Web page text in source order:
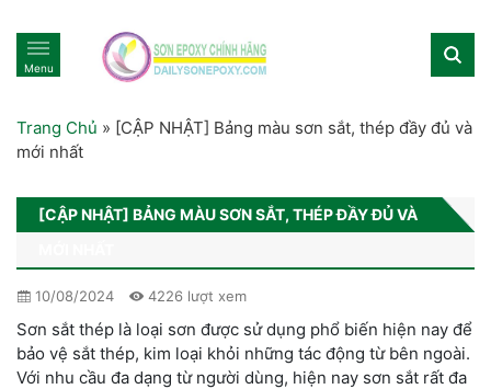
Menu
Trang Chủ » [CẬP NHẬT] Bảng màu sơn sắt, thép đầy đủ và
mới nhất
[CẬP NHẬT] BẢNG MÀU SƠN SẮT, THÉP ĐẦY ĐỦ VÀ
10/08/2024 4226 lượt xem
Sơn sắt thép là loại sơn được sử dụng phổ biến hiện nay để
bảo vệ sắt thép, kim loại khỏi những tác động từ bên ngoài.
Với nhu cầu đa dạng từ người dùng, hiện nay sơn sắt rất đa